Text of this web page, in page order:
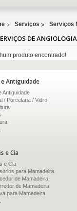
Serviços Serviços
produto encontrado!
Antiguidade
Antiguidade
/ Porcelana / Vidro
e Cia
e Cia
para Mamadeira
de Mamadeira
de Mamadeira
para Mamadeira